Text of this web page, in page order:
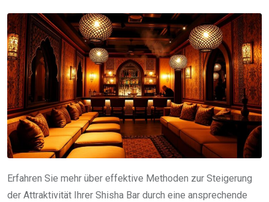
Erfahren Sie mehr über effektive Methoden zur Steigerung
der Attraktivität Ihrer Shisha Bar durch eine ansprechende